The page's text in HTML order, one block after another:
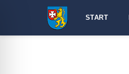
START